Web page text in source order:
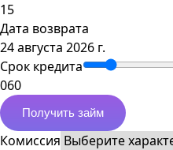
Дата возврата
24 августа 2026 г.
Срок кредита
060
Получить займ
Комиссия